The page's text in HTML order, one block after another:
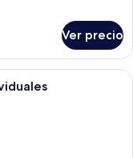
Ver precio
de hotel con dos camas,